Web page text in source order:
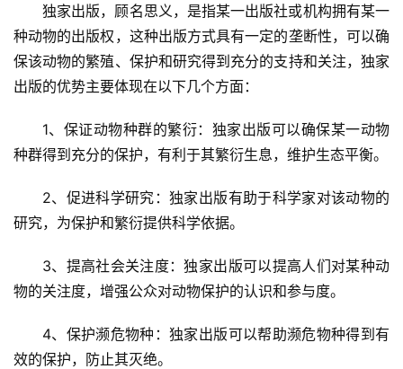
独家出版，顾名思义，是指某一出版社或机构拥有某一
种动物的出版权，这种出版方式具有一定的垄断性，可以确
保该动物的繁殖、保护和研究得到充分的支持和关注，独家
出版的优势主要体现在以下几个方面：
1、保证动物种群的繁衍：独家出版可以确保某一动物
种群得到充分的保护，有利于其繁衍生息，维护生态平衡。
2、促进科学研究：独家出版有助于科学家对该动物的
研究，为保护和繁衍提供科学依据。
3、提高社会关注度：独家出版可以提高人们对某种动
物的关注度，增强公众对动物保护的认识和参与度。
4、保护濒危物种：独家出版可以帮助濒危物种得到有
效的保护，防止其灭绝。